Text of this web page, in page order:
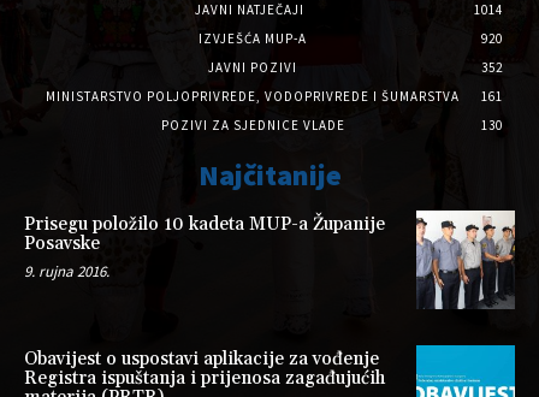
JAVNI NATJEČAJI
1014
IZVJEŠĆA MUP-A
920
JAVNI POZIVI
352
MINISTARSTVO POLJOPRIVREDE, VODOPRIVREDE I ŠUMARSTVA
161
POZIVI ZA SJEDNICE VLADE
130
Najčitanije
Prisegu položilo 10 kadeta MUP-a Županije
Posavske
9. rujna 2016.
Obavijest o uspostavi aplikacije za vođenje
Registra ispuštanja i prijenosa zagađujućih